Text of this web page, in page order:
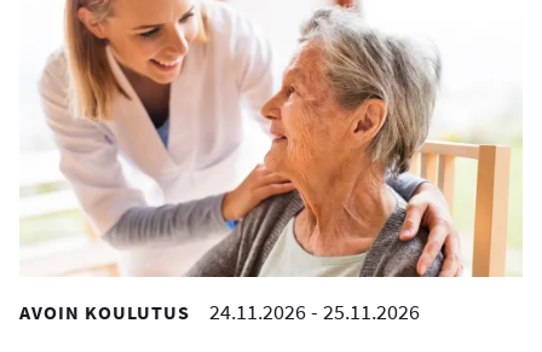
AVOIN KOULUTUS 24.11.2026- 25.11.2026